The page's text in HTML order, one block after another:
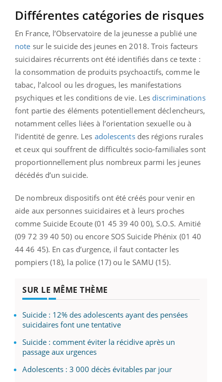
Différentes catégories de risques
En France, l’Observatoire de la jeunesse a publié une
note sur le suicide des jeunes en 2018. Trois facteurs
suicidaires récurrents ont été identifiés dans ce texte :
la consommation de produits psychoactifs, comme le
tabac, l’alcool ou les drogues, les manifestations
psychiques et les conditions de vie. Les discriminations
font partie des éléments potentiellement déclencheurs,
notamment celles liées à l’orientation sexuelle ou à
l’identité de genre. Les adolescentsdes régions rurales
et ceux qui souffrent de difficultés socio-familiales sont
proportionnellement plus nombreux parmi les jeunes
décédés d’un suicide.
De nombreux dispositifs ont été créés pour venir en
aide aux personnes suicidaires et à leurs proches
comme Suicide Ecoute (01 45 39 40 00), S.O.S. Amitié
(09 72 39 40 50) ou encore SOS Suicide Phénix (01 40
44 46 45). En cas d’urgence, il faut contacter les
pompiers (18), la police (17) ou le SAMU (15).
SUR LE MÊME THÈME
Suicide : 12% des adolescents ayant des pensées
suicidaires font une tentative
Suicide : comment éviter la récidive après un
passage aux urgences
Adolescents : 3 000 décès évitables par jour